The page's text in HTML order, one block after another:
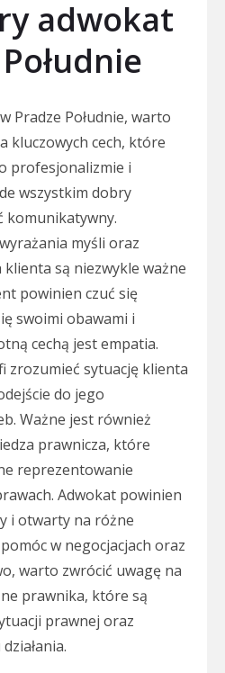
adwokat
Pradze Południe, warto
kluczowych cech, które
profesjonalizmie i
wszystkim dobry
komunikatywny.
myśli oraz
klienta są niezwykle ważne
powinien czuć się
swoimi obawami i
cechą jest empatia.
zrozumieć sytuację klienta
do jego
Ważne jest również
prawnicza, które
reprezentowanie
Adwokat powinien
i otwarty na różne
w negocjacjach oraz
warto zwrócić uwagę na
prawnika, które są
prawnej oraz